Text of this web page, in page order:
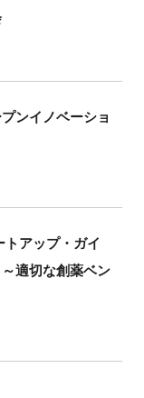
ンイノベーショ
トアップ・ガイ
適切な創薬ベン